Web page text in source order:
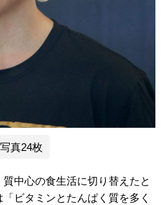
写真24枚
中心の食生活に切り替えたと
ビタミンとたんぱく質を多く